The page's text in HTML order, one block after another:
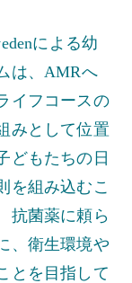
による幼
は、AMRへ
イフコースの
みとして位置
どもたちの日
を組み込むこ
抗菌薬に頼ら
、衛生環境や
とを目指して